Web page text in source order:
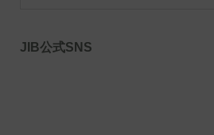
JIB公式SNS